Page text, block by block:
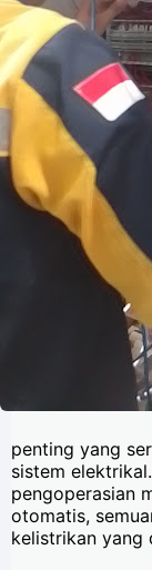
penting yang
sistem
pengoperasian
otomatis,
kelistrikan yang